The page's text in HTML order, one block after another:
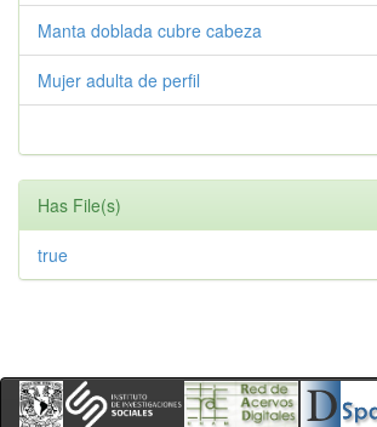
Manta doblada cubre cabeza
Mujer adulta de perfil
Has File(s)
true